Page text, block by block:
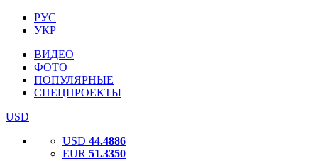
РУС
УКР
ВИДЕО
ФОТО
ПОПУЛЯРНЫЕ
СПЕЦПРОЕКТЫ
USD
USD 44.4886
EUR 51.3350